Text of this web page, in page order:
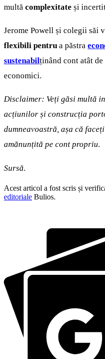
multă complexitate și
Jerome Powell și colegii săi
flexibili pentru a păstra
sustenabilținând cont atât
economici.
Disclaimer: Veți găsi multă
acțiunilor și construcția
dumneavoastră, așa că
amănunțită pe cont propriu.
Sursă.
Acest articol a fost scris și
editoriale Bulios.